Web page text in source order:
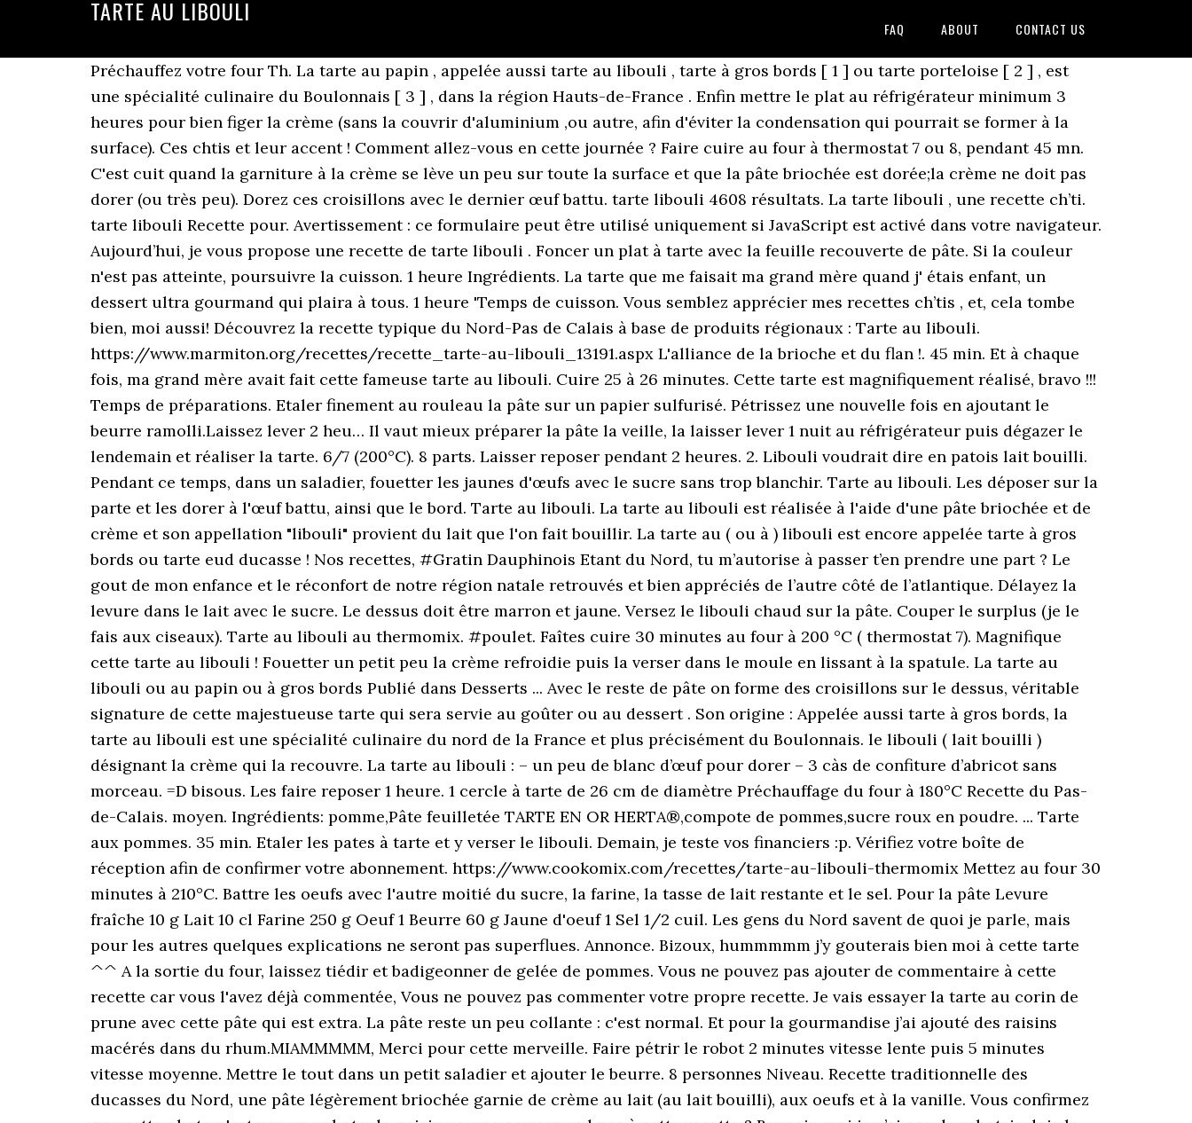
TARTE AU LIBOULI
FAQ ABOUT CONTACT US
Préchauffez votre four Th. La tarte au papin , appelée aussi tarte au libouli , tarte à gros bords [ 1 ] ou tarte porteloise [ 2 ] , est une spécialité culinaire du Boulonnais [ 3 ] , dans la région Hauts-de-France . Enfin mettre le plat au réfrigérateur minimum 3 heures pour bien figer la crème (sans la couvrir d'aluminium ,ou autre, afin d'éviter la condensation qui pourrait se former à la surface). Ces chtis et leur accent ! Comment allez-vous en cette journée ? Faire cuire au four à thermostat 7 ou 8, pendant 45 mn. C'est cuit quand la garniture à la crème se lève un peu sur toute la surface et que la pâte briochée est dorée;la crème ne doit pas dorer (ou très peu). Dorez ces croisillons avec le dernier œuf battu. tarte libouli 4608 résultats. La tarte libouli , une recette ch’ti. tarte libouli Recette pour. Avertissement : ce formulaire peut être utilisé uniquement si JavaScript est activé dans votre navigateur. Aujourd’hui, je vous propose une recette de tarte libouli . Foncer un plat à tarte avec la feuille recouverte de pâte. Si la couleur n'est pas atteinte, poursuivre la cuisson. 1 heure Ingrédients. La tarte que me faisait ma grand mère quand j' étais enfant, un dessert ultra gourmand qui plaira à tous. 1 heure 'Temps de cuisson. Vous semblez apprécier mes recettes ch’tis , et, cela tombe bien, moi aussi! Découvrez la recette typique du Nord-Pas de Calais à base de produits régionaux : Tarte au libouli. https://www.marmiton.org/recettes/recette_tarte-au-libouli_13191.aspx L'alliance de la brioche et du flan !. 45 min. Et à chaque fois, ma grand mère avait fait cette fameuse tarte au libouli. Cuire 25 à 26 minutes. Cette tarte est magnifiquement réalisé, bravo !!! Temps de préparations. Etaler finement au rouleau la pâte sur un papier sulfurisé. Pétrissez une nouvelle fois en ajoutant le beurre ramolli.Laissez lever 2 heu… Il vaut mieux préparer la pâte la veille, la laisser lever 1 nuit au réfrigérateur puis dégazer le lendemain et réaliser la tarte. 6/7 (200°C). 8 parts. Laisser reposer pendant 2 heures. 2. Libouli voudrait dire en patois lait bouilli. Pendant ce temps, dans un saladier, fouetter les jaunes d'œufs avec le sucre sans trop blanchir. Tarte au libouli. Les déposer sur la parte et les dorer à l'œuf battu, ainsi que le bord. Tarte au libouli. La tarte au libouli est réalisée à l'aide d'une pâte briochée et de crème et son appellation "libouli" provient du lait que l'on fait bouillir. La tarte au ( ou à ) libouli est encore appelée tarte à gros bords ou tarte eud ducasse ! Nos recettes, #Gratin Dauphinois Etant du Nord, tu m’autorise à passer t’en prendre une part ? Le gout de mon enfance et le réconfort de notre région natale retrouvés et bien appréciés de l’autre côté de l’atlantique. Délayez la levure dans le lait avec le sucre. Le dessus doit être marron et jaune. Versez le libouli chaud sur la pâte. Couper le surplus (je le fais aux ciseaux). Tarte au libouli au thermomix. #poulet. Faîtes cuire 30 minutes au four à 200 °C ( thermostat 7). Magnifique cette tarte au libouli ! Fouetter un petit peu la crème refroidie puis la verser dans le moule en lissant à la spatule. La tarte au libouli ou au papin ou à gros bords Publié dans Desserts ... Avec le reste de pâte on forme des croisillons sur le dessus, véritable signature de cette majestueuse tarte qui sera servie au goûter ou au dessert . Son origine : Appelée aussi tarte à gros bords, la tarte au libouli est une spécialité culinaire du nord de la France et plus précisément du Boulonnais. le libouli ( lait bouilli ) désignant la crème qui la recouvre. La tarte au libouli : – un peu de blanc d’œuf pour dorer – 3 càs de confiture d’abricot sans morceau. =D bisous. Les faire reposer 1 heure. 1 cercle à tarte de 26 cm de diamètre Préchauffage du four à 180°C Recette du Pas-de-Calais. moyen. Ingrédients: pomme,Pâte feuilletée TARTE EN OR HERTA®,compote de pommes,sucre roux en poudre. ... Tarte aux pommes. 35 min. Etaler les pates à tarte et y verser le libouli. Demain, je teste vos financiers :p. Vérifiez votre boîte de réception afin de confirmer votre abonnement. https://www.cookomix.com/recettes/tarte-au-libouli-thermomix Mettez au four 30 minutes à 210°C. Battre les oeufs avec l'autre moitié du sucre, la farine, la tasse de lait restante et le sel. Pour la pâte Levure fraîche 10 g Lait 10 cl Farine 250 g Oeuf 1 Beurre 60 g Jaune d'oeuf 1 Sel 1/2 cuil. Les gens du Nord savent de quoi je parle, mais pour les autres quelques explications ne seront pas superflues. Annonce. Bizoux, hummmmm j’y gouterais bien moi à cette tarte ^^ A la sortie du four, laissez tiédir et badigeonner de gelée de pommes. Vous ne pouvez pas ajouter de commentaire à cette recette car vous l'avez déjà commentée, Vous ne pouvez pas commenter votre propre recette. Je vais essayer la tarte au corin de prune avec cette pâte qui est extra. La pâte reste un peu collante : c'est normal. Et pour la gourmandise j’ai ajouté des raisins macérés dans du rhum.MIAMMMMM, Merci pour cette merveille. Faire pétrir le robot 2 minutes vitesse lente puis 5 minutes vitesse moyenne. Mettre le tout dans un petit saladier et ajouter le beurre. 8 personnes Niveau. Recette traditionnelle des ducasses du Nord, une pâte légèrement briochée garnie de crème au lait (au lait bouilli), aux oeufs et à la vanille. Vous confirmez que cette photo n'est pas une photo de cuisine ou ne correspond pas à cette recette ? Bonsoir, moi je n’ai pas de robot, je dois le faire avec un fouet ? Y ajouter le lait bouillant en ayant ôté auparavant la gousse. Couvrir le bol du robot et laisser lever 1 heure à température ambiante : la pâte va doubler de volume. bonjour j adore cette tarte par contre puis je preparer cette pate en avance et la congeler ou la preparer la veile et la faire lever le lendemain merci. Magnifique, cette tarte donne envie de la goûter. On l'appelle Libouli ce qui peut vouloir dire lait bouilli. Elle donne envie de croquer à pleine dent hmmm, Cette tarte est un délicieux souvenir d’enfance ! Sortir la tarte immédiatement du four et laisser refroidir 20 minutes. délicieuse, j’ai retrouvé la tarte de mon enfance par contre j’ai fait la crème patissière de maman: 2 œufs entiers + 1 jaune, 60gr de farine, 200grs de sucre+1 sucre vanillé et 3/4L de de lait. Moins connue que la tarte au sucre, la tarte libouli est pourtant presque aussi bonne…. Bonjour mes petits padawans de la cuisine. Fouetter puis couvrir d'un film alimentaire en contact direct afin d'éviter le croûtage. Pour conserver l'annotation de cette recette, vous devez également la sauver dans votre carnet. Merci pour la recette. Congelé ce ne sera pas aussi moelleux je pense. À vos fourneaux ! Mettre à bouillir. #Gateau au yaourt Laisser refroidir à température ambiante. Version papier ou numérique, à vous de choisir ! Une tarte au papin. La recette par CUISINE EN FOLIE. Tarte au "libouli" Il était de tradition, les jours de ducasse ( la fête foraine ) de préparer pour la famille ou les amis la tarte à gros bords au "libouli" dont la garniture était … Découvrez la recette de Tarte au libouli au thermomix, une spécialité du nord de la France. Dessert. Chez nous elle s’appelle Tarte Porteloise Pour la pâte : 200 g de farine; … Elle ressemble un peu à un flan pâtissier entouré d'une pâte briochée. Posez les pruneaux dénoyautés. Recette de Tarte au libouli ou tarte à gros bords. Laissez la tarte … Tarte au libouli; Tarte au libouli. La tarte au libouli (lait bouilli, en patois), appelée aussi tarte à gros bords (pour ne pas que la crème s’échappe), est donc la madeleine de Proust de nombreux Nordistes. Découvrez la recette de Tarte au libouli à faire en 30 minutes. Une vraie recette de famille :-) Ma mère nous emmenait souvent , mes frères et moi, voir mes grand parents le mercredi. Tarte au libouli ou tarte à gros bords. Votre navigateur ne peut pas afficher ce tag vidéo. Avec les chutes de pâte, couper des longues bandes pour faire les croisillons. La tarte au libouli est une spécialité bien du Nord, surtout réalisée par nos grands-mères: c'était la tarte de dimanche ou des jours de fête.. On l'appelle au … Cette tarte a des gros bords afin que la crème ne coule pas dans le four. Coût. Une recette simple et facile à cuisiner avec le thermomix. Préparez la pâte à brioche : Mettre la farine dans un saladier, ajouter l'oeuf, le sel, le sucre et la levure délayée dans le lait tiède. Tarte Aux Pruneaux Tarte Au Libouli Recettes Sucrées Recettes De Cuisine Recettes Diverses Spécialité Du Nord Nord Pas De Calais Produits Régionaux Tambouille. Cdt, Le mieux alors c’est de faire alors à la cuillère puis la main , Superbe tarte ! Dans une casserole, mettre le lait et la gousse de vanille fendue et grattée de ses graines. La recette de la pâte est la même que celle de la tarte vergeoise aux pommes. Le dîner parfait pour se réchauffer ! De préférence, utilisez du lait cru. Sauvegarder et Ajouter à ma liste de courses L'ajouter à la farine avec les autres ingrédients, pétrir pour former une boule élastique. de vanille de mon partenaire Cap d'Ambre Vanille, Confitures, gelées, caramels, pâtes à tartiner. Avec le TM 5 la tarte est excellente et si rapide. Chauffer le lait 20 secondes au micro-ondes et y délayer la levure. Voir plus d'idées sur le thème Tarte au libouli, Thermomix recette, Pâtisseries sucrées. L'ajouter au lait bouillant et faire épaissir sur feu doux en mélangeant en arrêtant 3 mn après ébullition. Dans le bol du robot muni du pétrisseur (mon robot Kenwood), mettre dans l'ordre: l'œuf entier puis la farine, le sucre, le sel et enfin le lait avec la levure délayée. Ingrédients : 8 Pers. Retrouvez Marmiton où que vous soyez en téléchargeant l'application, Tous droits réservés Marmiton.org - 1999-2021, Recrutement ● Mentions légales ● Conditions Générales d'Utilisation ● Vos questions ● FAQ ● Contact ● Politique de protection des données personnelles ● Politique de confidentialité ● Préférences cookies, Pour des milliers